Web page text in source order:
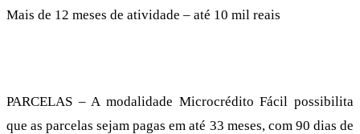
Mais de 12 meses de atividade – até 10 mil reais
PARCELAS – A modalidade Microcrédito Fácil possibilita
que as parcelas sejam pagas em até 33 meses, com 90 dias de